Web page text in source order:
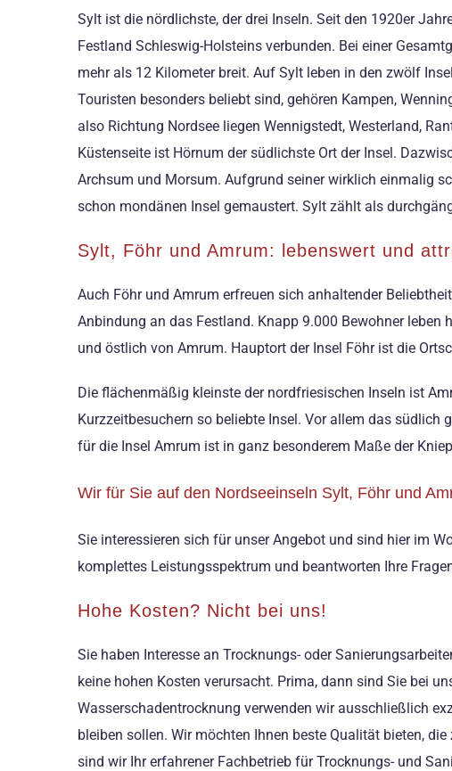
Sylt ist die nördlichste, der drei Inseln. Seit den 1920er
Festland Schleswig-Holsteins verbunden. Bei einer
mehr als 12 Kilometer breit. Auf Sylt leben in den zwölf
Touristen besonders beliebt sind, gehören Kampen,
also Richtung Nordsee liegen Wennigstedt, Westerland,
Küstenseite ist Hörnum der südlichste Ort der Insel.
Archsum und Morsum. Aufgrund seiner wirklich einmalig
schon mondänen Insel gemaustert. Sylt zählt als
Sylt, Föhr und Amrum: lebenswert und
Auch Föhr und Amrum erfreuen sich anhaltender
Anbindung an das Festland. Knapp 9.000 Bewohner
und östlich von Amrum. Hauptort der Insel Föhr ist die
Die flächenmäßig kleinste der nordfriesischen Inseln ist
Kurzzeitbesuchern so beliebte Insel. Vor allem das
für die Insel Amrum ist in ganz besonderem Maße der
Wir für Sie auf den Nordseeinseln Sylt, Föhr und
Sie interessieren sich für unser Angebot und sind hier im
komplettes Leistungsspektrum und beantworten Ihre
Hohe Kosten? Nicht bei uns!
Sie haben Interesse an Trocknungs- oder
keine hohen Kosten verursacht. Prima, dann sind Sie bei
Wasserschadentrocknung verwenden wir ausschließlich
bleiben sollen. Wir möchten Ihnen beste Qualität bieten,
sind wir Ihr erfahrener Fachbetrieb für Trocknungs- und